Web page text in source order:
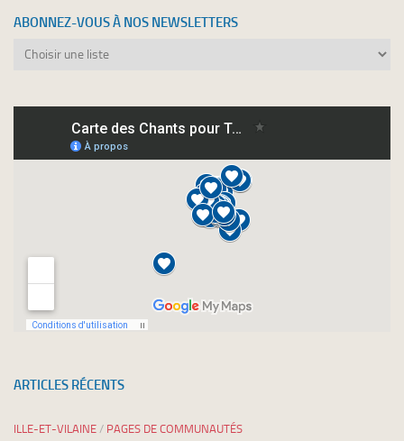
ABONNEZ-VOUS À NOS NEWSLETTERS
Abonnez-
newsletters
ARTICLES RÉCENTS
ILLE-ET-VILAINE / PAGES DE COMMUNAUTÉS